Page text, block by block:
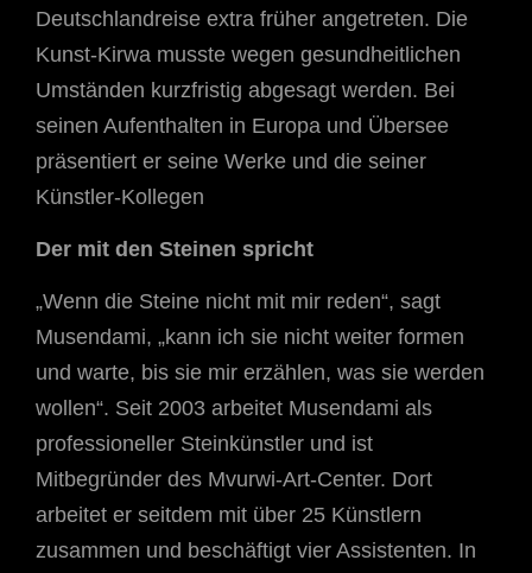
Deutschlandreise extra früher angetreten. Die
Kunst-Kirwa musste wegen gesundheitlichen
Umständen kurzfristig abgesagt werden. Bei
seinen Aufenthalten in Europa und Übersee
präsentiert er seine Werke und die seiner
Künstler-Kollegen
Der mit den Steinen spricht
„Wenn die Steine nicht mit mir reden“, sagt
Musendami, „kann ich sie nicht weiter formen
und warte, bis sie mir erzählen, was sie werden
wollen“. Seit 2003 arbeitet Musendami als
professioneller Steinkünstler und ist
Mitbegründer des Mvurwi-Art-Center. Dort
arbeitet er seitdem mit über 25 Künstlern
zusammen und beschäftigt vier Assistenten. In